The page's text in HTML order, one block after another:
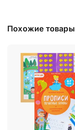
Похожие товары